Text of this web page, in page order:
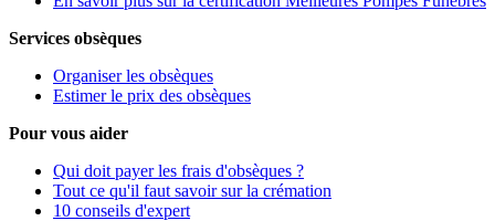
Services obsèques
Organiser les obsèques
Estimer le prix des obsèques
Pour vous aider
Qui doit payer les frais d'obsèques ?
Tout ce qu'il faut savoir sur la crémation
10 conseils d'expert